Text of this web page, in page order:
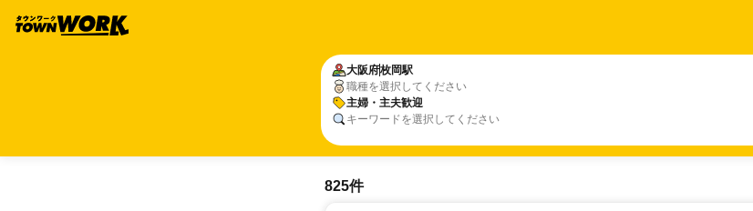
大阪府枚岡駅
職種を選択してください
主婦・主夫歓迎
キーワードを選択してください
825件